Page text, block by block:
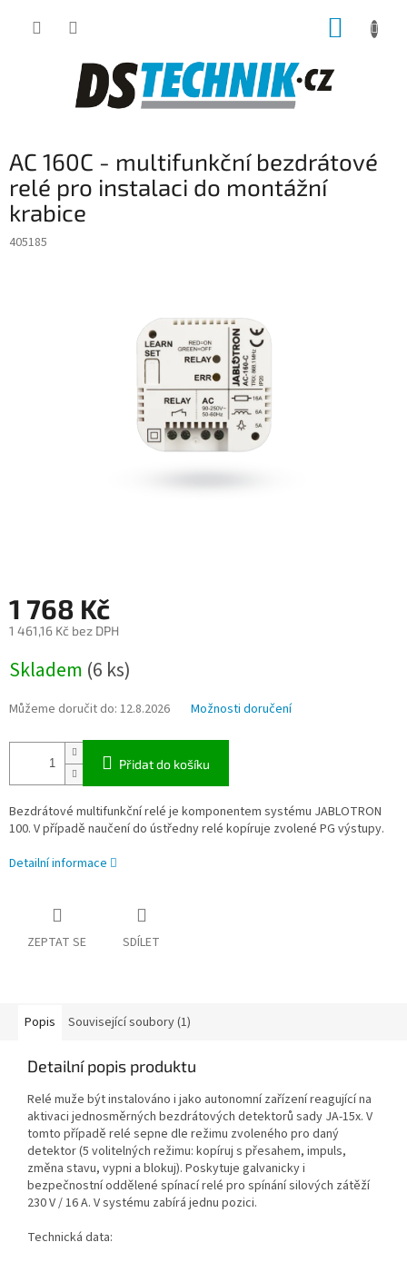
AC 160C - multifunkční bezdrátové
relé pro instalaci do montážní
krabice
405185
1 768 Kč
1 461,16 Kč bez DPH
cena:
Skladem (6 ks)
Můžeme doručit do: 12.8.2026 Možnosti doručení
Přidat do košíku
Bezdrátové multifunkční relé je komponentem systému JABLOTRON
100. V případě naučení do ústředny relé kopíruje zvolené PG výstupy.
Detailní informace
ZEPTAT SE SDÍLET
Popis Související soubory (1)
Detailní popis produktu
Relé muže být instalováno i jako autonomní zařízení reagující na
aktivaci jednosměrných bezdrátových detektorů sady JA-15x. V
tomto případě relé sepne dle režimu zvoleného pro daný
detektor (5 volitelných režimu: kopíruj s přesahem, impuls,
změna stavu, vypni a blokuj). Poskytuje galvanicky i
bezpečnostní oddělené spínací relé pro spínání silových zátěží
230 V / 16 A. V systému zabírá jednu pozici.
Technická data: